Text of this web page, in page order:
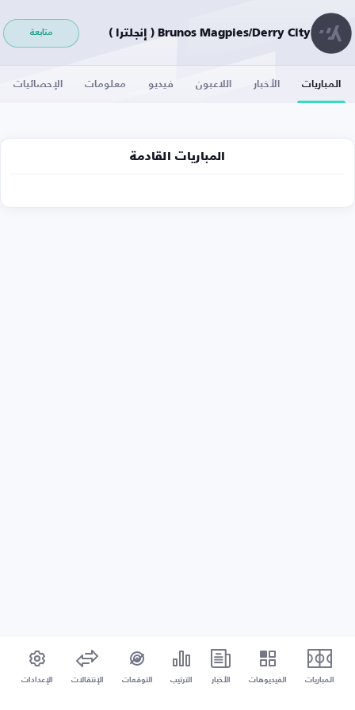
Brunos Magpies/Derry City ( إنجلترا ) متابعة
المباريات الأخبار اللاعبون فيديو معلومات الإحصائيات
المباريات القادمة
المباريات الفيديوهات الأخبار الترتيب التوقعات الإنتقالات الإعدادات